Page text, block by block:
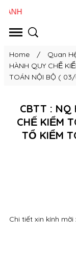
Home / Quan
HÀNH QUY CHẾ
TOÁN NỘI BỘ (
CBTT :
CHẾ KIỂM
TỔ KIỂM
Chi tiết xin kính mời